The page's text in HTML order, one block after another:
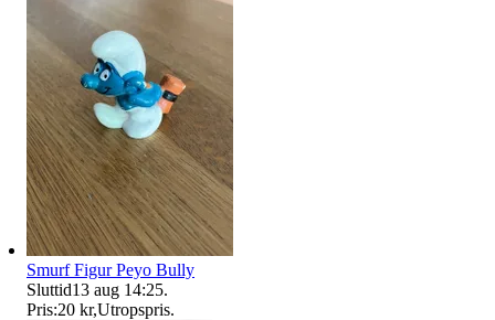
Smurf Figur Peyo Bully
Sluttid13 aug 14:25.
Pris:20 kr,Utropspris.